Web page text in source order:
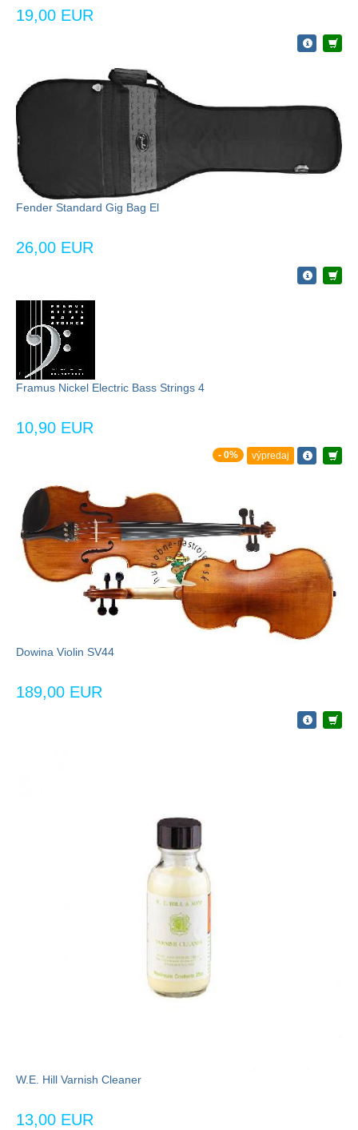
19,00 EUR
Fender Standard Gig Bag El
26,00 EUR
Framus Nickel Electric Bass Strings 4
10,90 EUR
- 0% výpredaj
Dowina Violin SV44
189,00 EUR
W.E. Hill Varnish Cleaner
13,00 EUR